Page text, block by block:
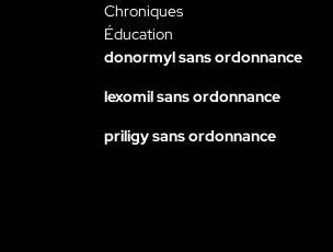
Chroniques
Éducation
donormyl sans ordonnance
lexomil sans ordonnance
priligy sans ordonnance